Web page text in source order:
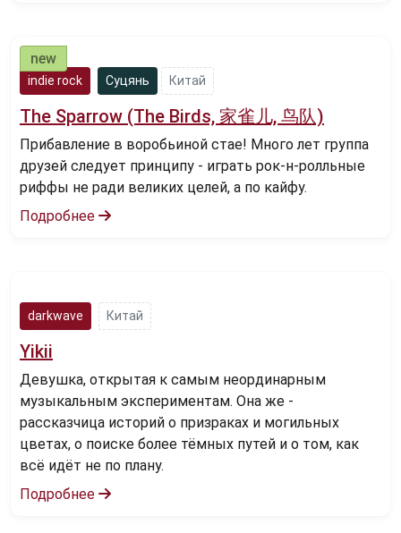
indie rock Суцянь Китай
The Sparrow (The Birds, 家雀儿, 鸟队)
Прибавление в воробьиной стае! Много лет группа
друзей следует принципу - играть рок-н-ролльные
риффы не ради великих целей, а по кайфу.
Подробнее
darkwave Китай
Yikii
Девушка, открытая к самым неординарным
музыкальным экспериментам. Она же -
рассказчица историй о призраках и могильных
цветах, о поиске более тёмных путей и о том, как
всё идёт не по плану.
Подробнее